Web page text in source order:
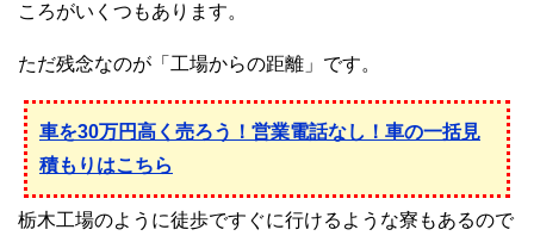
ころがいくつもあります。
ただ残念なのが「工場からの距離」です。
車を30万円高く売ろう！営業電話なし！車の一括見
積もりはこちら
栃木工場のように徒歩ですぐに行けるような寮もあるので